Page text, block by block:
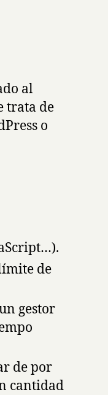
al
trata de
o
de
gestor
de por
cantidad